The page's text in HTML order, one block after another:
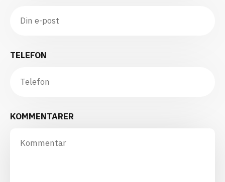
TELEFON
KOMMENTARER